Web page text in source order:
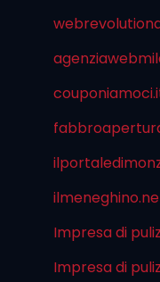
Impresa di
Impresa di